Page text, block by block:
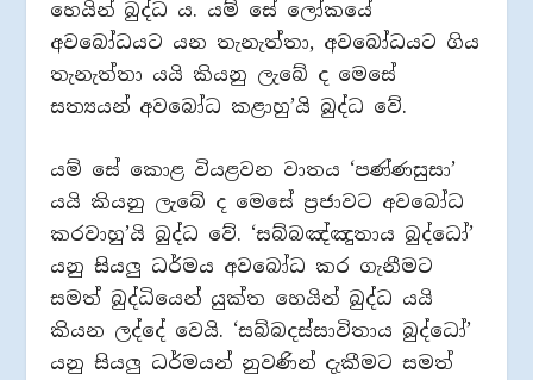
හෙයින් බුද්ධ ය. යම් සේ ලෝකයේ
අවබෝධයට යන තැනැත්තා, අවබෝධයට ගිය
තැනැත්තා යයි කියනු ලැබේ ද මෙසේ
සත්‍යයන් අවබෝධ කළාහු’යි බුද්ධ වේ.
යම් සේ කොළ වියළවන වාතය ‘පණ්ණසුසා’
යයි කියනු ලැබේ ද මෙසේ ප්‍රජාවට අවබෝධ
කරවාහු’යි බුද්ධ වේ. ‘සබ්බඤ්ඤුතාය බුද්ධෝ’
යනු සියලු ධර්මය අවබෝධ කර ගැනීමට
සමත් බුද්ධියෙන් යුක්ත හෙයින් බුද්ධ යයි
කියන ලද්දේ වෙයි. ‘සබ්බදස්සාවිතාය බුද්ධෝ’
යනු සියලු ධර්මයන් නුවණින් දැකීමට සමත්